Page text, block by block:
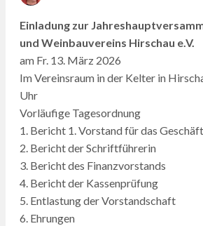
Einladung zur
und Weinbauvereins Hirschau e.V.
am Fr. 13. März 2026
Im Vereinsraum in der Kelter in
Uhr
Vorläufige Tagesordnung
1. Bericht 1. Vorstand für das
2. Bericht der Schriftführerin
3. Bericht des Finanzvorstands
4. Bericht der Kassenprüfung
5. Entlastung der Vorstandschaft
6. Ehrungen